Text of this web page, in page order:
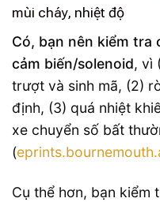
mùi cháy, nhiệt độ
Có, bạn nên kiểm
cảm biến/solenoid, vì
trượt và sinh mã, (2)
định, (3) quá nhiệt
xe chuyển số bất
(
Cụ thể hơn, bạn kiểm